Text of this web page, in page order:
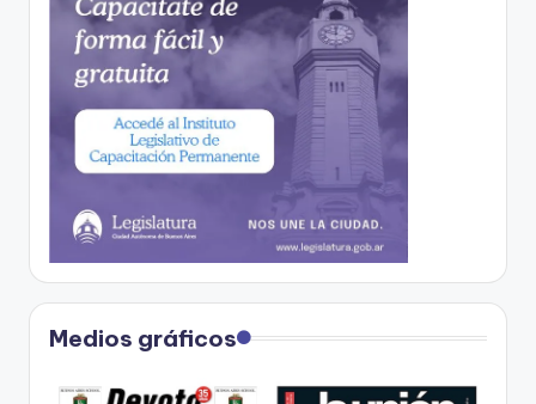
Medios gráficos